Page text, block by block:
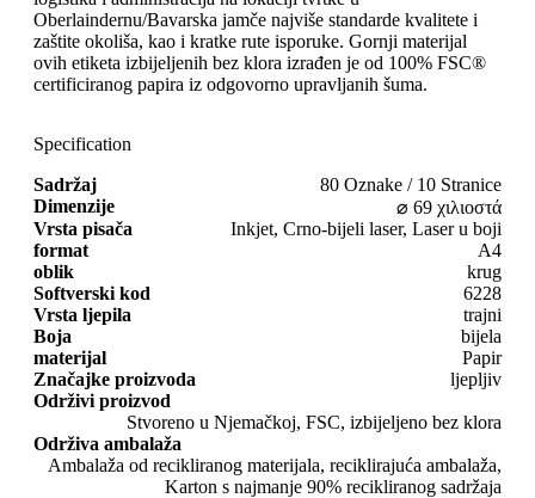
Oberlaindernu/Bavarska jamče najviše standarde kvalitete i
zaštite okoliša, kao i kratke rute isporuke. Gornji materijal
ovih etiketa izbijeljenih bez klora izrađen je od 100% FSC®
certificiranog papira iz odgovorno upravljanih šuma.
Specification
Sadržaj
80 Oznake / 10 Stranice
Dimenzije
⌀ 69 χιλιοστά
Vrsta pisača
Inkjet, Crno-bijeli laser, Laser u boji
format
A4
oblik
krug
Softverski kod
6228
Vrsta ljepila
trajni
Boja
bijela
materijal
Papir
Značajke proizvoda
ljepljiv
Održivi proizvod
Stvoreno u Njemačkoj, FSC, izbijeljeno bez klora
Održiva ambalaža
Ambalaža od recikliranog materijala, reciklirajuća ambalaža,
Karton s najmanje 90% recikliranog sadržaja